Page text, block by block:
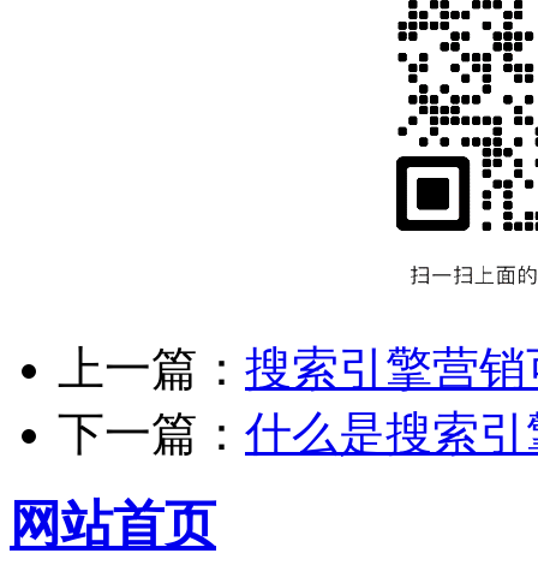
上一篇： 搜索引擎营
下一篇： 什么是搜索
网站首页